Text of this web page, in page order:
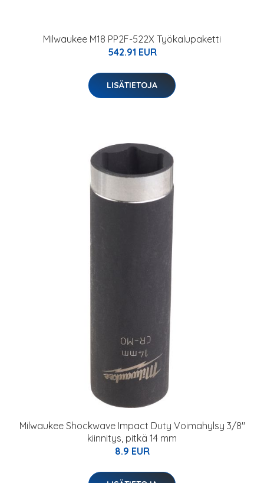
Milwaukee M18 PP2F-522X Työkalupaketti
542.91 EUR
LISÄTIETOJA
Milwaukee Shockwave Impact Duty Voimahylsy 3/8"
kiinnitys, pitkä 14 mm
8.9 EUR